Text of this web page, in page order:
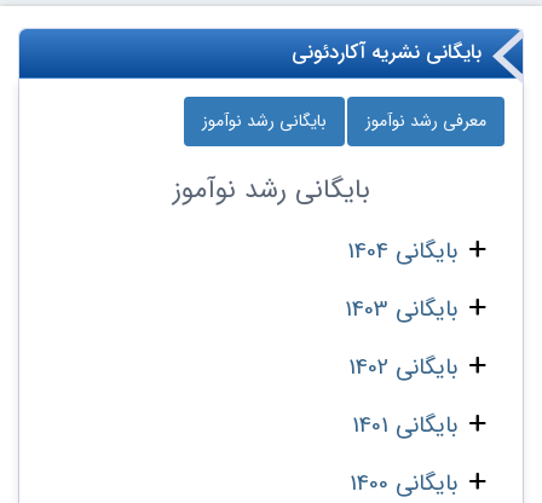
بایگانی نشریه آکاردئونی
معرفی رشد نوآموز بایگانی رشد نوآموز
بایگانی رشد نوآموز
بایگانی 1404
بایگانی 1403
بایگانی 1402
بایگانی 1401
بایگانی 1400